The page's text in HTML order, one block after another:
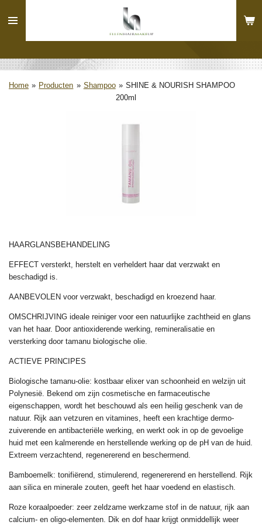
direct
hoofdinhoud
Home » Producten » Shampoo » SHINE & NOURISH SHAMPOO
200ml
HAARGLANSBEHANDELING
EFFECT versterkt, herstelt en verheldert haar dat verzwakt en
beschadigd is.
AANBEVOLEN voor verzwakt, beschadigd en kroezend haar.
OMSCHRIJVING ideale reiniger voor een natuurlijke zachtheid en glans
van het haar. Door antioxiderende werking, remineralisatie en
versterking door tamanu biologische olie.
ACTIEVE PRINCIPES
Biologische tamanu-olie: kostbaar elixer van schoonheid en welzijn uit
Polynesië. Bekend om zijn cosmetische en farmaceutische
eigenschappen, wordt het beschouwd als een heilig geschenk van de
natuur. Rijk aan vetzuren en vitamines, heeft een krachtige dermo-
zuiverende en antibacteriële werking, en werkt ook in op de gevoelige
huid met een kalmerende en herstellende werking op de pH van de huid.
Extreem verzachtend, regenererend en beschermend.
Bamboemelk: tonifiërend, stimulerend, regenererend en herstellend. Rijk
aan silica en minerale zouten, geeft het haar voedend en elastisch.
Roze koraalpoeder: zeer zeldzame werkzame stof in de natuur, rijk aan
calcium- en oligo-elementen. Dik en dof haar krijgt onmiddellijk weer